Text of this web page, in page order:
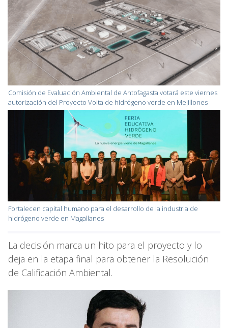
Comisión de Evaluación Ambiental de Antofagasta votará este viernes
autorización del Proyecto Volta de hidrógeno verde en Mejillones
Fortalecen capital humano para el desarrollo de la industria de
hidrógeno verde en Magallanes
La decisión marca un hito para el proyecto y lo
deja en la etapa final para obtener la Resolución
de Calificación Ambiental.